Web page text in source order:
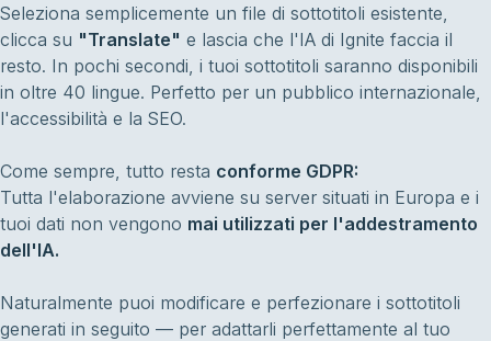
Seleziona semplicemente un file di sottotitoli esistente,
clicca su "Translate" e lascia che l'IA di Ignite faccia il
resto. In pochi secondi, i tuoi sottotitoli saranno disponibili
in oltre 40 lingue. Perfetto per un pubblico internazionale,
l'accessibilità e la SEO.
Come sempre, tutto resta conforme GDPR:
Tutta l'elaborazione avviene su server situati in Europa e i
tuoi dati non vengono mai utilizzati per l'addestramento
dell'IA.
Naturalmente puoi modificare e perfezionare i sottotitoli
generati in seguito — per adattarli perfettamente al tuo